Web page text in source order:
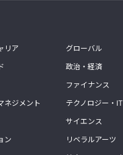
リア
ネジメント
ン
グローバル
政治・経済
ファイナンス
テクノロジー・IT
サイエンス
リベラルアーツ